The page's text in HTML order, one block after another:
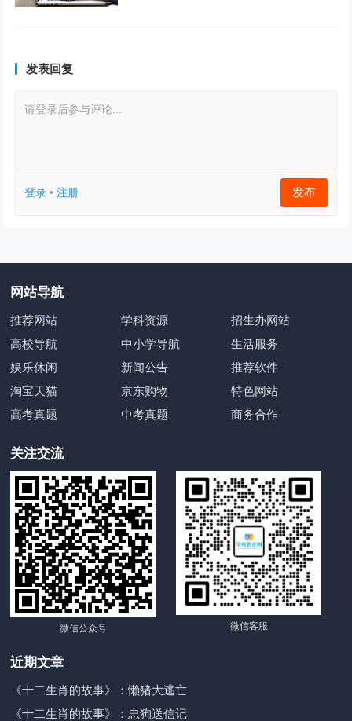
发表回复
请登录后参与评论...
登录 •注册 发布
网站导航
推荐网站 学科资源
招生办网站
高校导航
中小学导航
生活服务
娱乐休闲
新闻公告
推荐软件
淘宝天猫
京东购物
特色网站
高考真题
中考真题 商务合作
关注交流
微信公众号 微信客服
近期文章
《十二生肖的故事》：懒猪大逃亡
《十二生肖的故事》：忠狗送信记